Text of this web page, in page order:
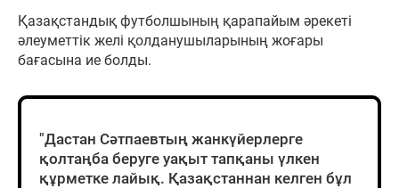
Қазақстандық футболшының қарапайым әрекеті
әлеуметтік желі қолданушыларының жоғары
бағасына ие болды.
"Дастан Сәтпаевтың жанкүйерлерге
қолтаңба беруге уақыт тапқаны үлкен
құрметке лайық. Қазақстаннан келген бұл